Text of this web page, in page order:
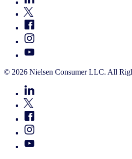
© 2026 Nielsen Consumer LLC. All